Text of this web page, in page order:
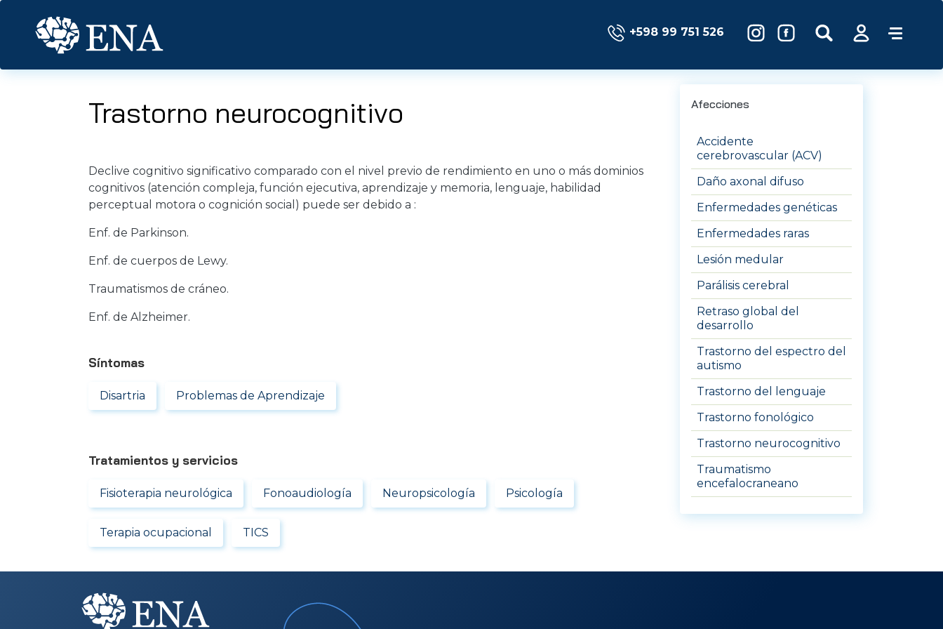
+598 99 751 526
Trastorno neurocognitivo
Declive cognitivo significativo comparado con el nivel previo de rendimiento en uno o más dominios
cognitivos (atención compleja, función ejecutiva, aprendizaje y memoria, lenguaje, habilidad
perceptual motora o cognición social) puede ser debido a :
Enf. de Parkinson.
Enf. de cuerpos de Lewy.
Traumatismos de cráneo.
Enf. de Alzheimer.
Síntomas
Disartria Problemas de Aprendizaje
Tratamientos y servicios
Fisioterapia neurológica Fonoaudiología Neuropsicología Psicología
Terapia ocupacional TICS
Afecciones
Accidente
cerebrovascular (ACV)
Daño axonal difuso
Enfermedades genéticas
Enfermedades raras
Lesión medular
Parálisis cerebral
Retraso global del
desarrollo
Trastorno del espectro del
autismo
Trastorno del lenguaje
Trastorno fonológico
Trastorno neurocognitivo
Traumatismo
encefalocraneano